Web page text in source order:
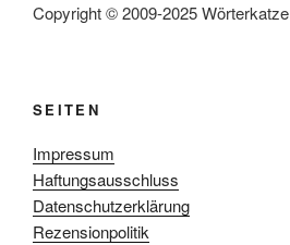
Copyright © 2009-2025 Wörterkatze
SEITEN
Impressum
Haftungsausschluss
Datenschutzerklärung
Rezensionpolitik